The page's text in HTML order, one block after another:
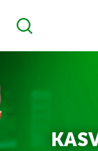
Haku